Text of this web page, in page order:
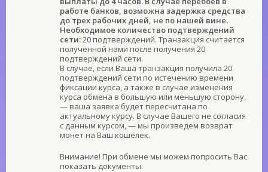
работе банков, возможна задержка средства
до трех рабочих дней, не по нашей вине.
Необходимое количество подтверждений
сети:20 подтверждений. Транзакция считается
полученной нами после получения 20
подтверждений сети.
В случае, если Ваша транзакция получила 20
подтверждений сети по истечению времени
фиксации курса, а также в случае изменения
курса обмена в большую или меньшую сторону,
— ваша заявка будет пересчитана по
актуальному курсу. В случае Вашего не согласия
с данным курсом, — мы произведем возврат
монет на Ваш кошелек.
Внимание! При обмене мы можем попросить Вас
показать документы.